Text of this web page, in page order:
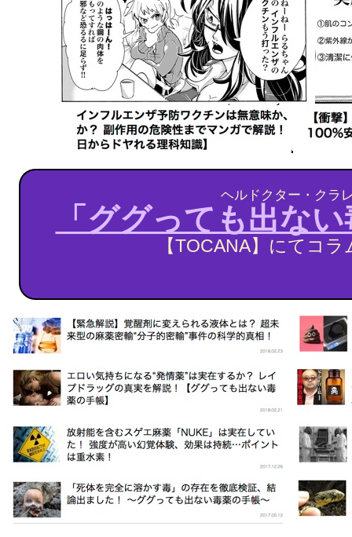
ヘルドクター・クラ
「ググっても出な
【TOCANA】にてコラ